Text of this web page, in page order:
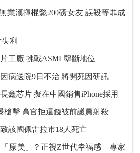
業漢揮棍斃200磅女友 誤殺等罪成
利
馬斯克建超級芯片工廠 挑戰ASML壟斷地位
病送院9日不治 將開死因研訊
美媒：蘋果測試長鑫芯片 擬在中國銷售iPhone採用
曼谷相隔3日再爆槍擊 高官拒還錢被前議員射殺
該國佩雷拉市18人死亡
「原美」？正視Z世代幸福感 專家